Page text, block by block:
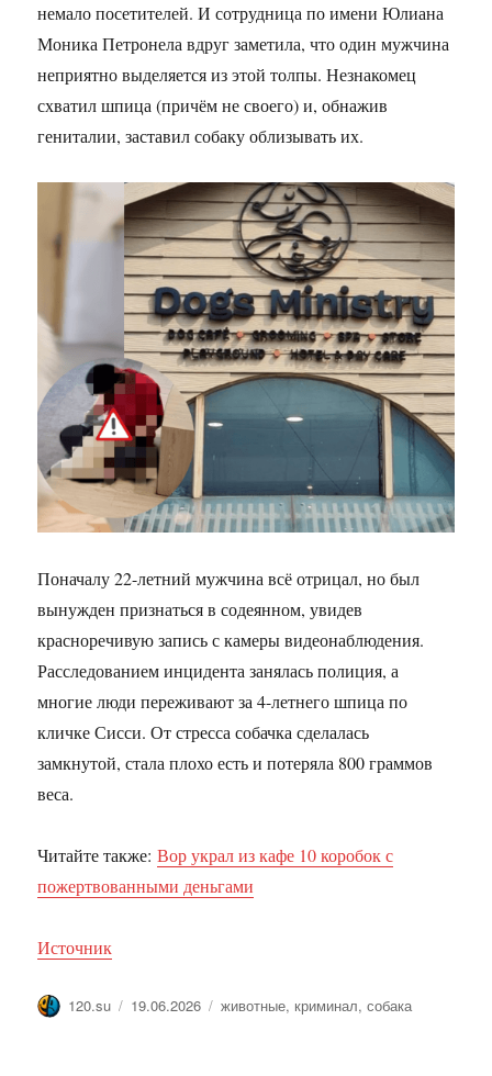
немало посетителей. И сотрудница по имени Юлиана
Моника Петронела вдруг заметила, что один мужчина
неприятно выделяется из этой толпы. Незнакомец
схватил шпица (причём не своего) и, обнажив
гениталии, заставил собаку облизывать их.
Поначалу 22-летний мужчина всё отрицал, но был
вынужден признаться в содеянном, увидев
красноречивую запись с камеры видеонаблюдения.
Расследованием инцидента занялась полиция, а
многие люди переживают за 4-летнего шпица по
кличке Сисси. От стресса собачка сделалась
замкнутой, стала плохо есть и потеряла 800 граммов
веса.
Читайте также:Вор украл из кафе 10 коробок с
пожертвованными деньгами
Источник
Автор
120.su Опубликовано
19.06.2026 Метки
животные, криминал,собака